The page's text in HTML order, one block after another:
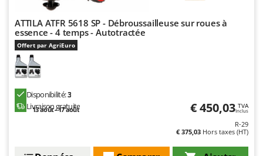
Worx
Y Yard Force
Z
Zanon
Zephir
ZGrills
ATTILA ATFR 5618 SP - Débroussailleuse sur roues à
essence - 4 temps - Autotractée
Offert par AgriEuro
Disponibilité:3
Livraison gratuite
13 août - 17 août € 450,03 TVA
Inclus
R-29
€ 375,03 Hors taxes (HT)